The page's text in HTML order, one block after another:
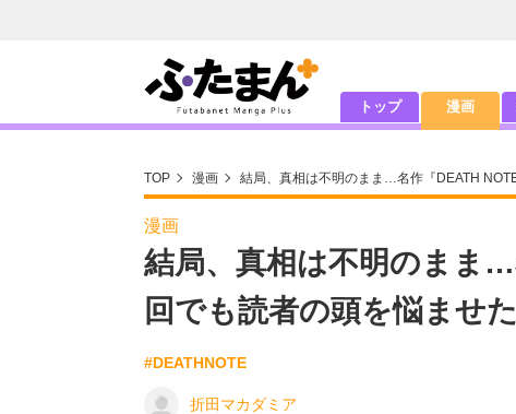
トップ 漫画
TOP 漫画 結局、真相は不明のまま…名作『DEATH
漫画
結局、真相は不明のまま
回でも読者の頭を悩ませ
#DEATHNOTE
折田マカダミア